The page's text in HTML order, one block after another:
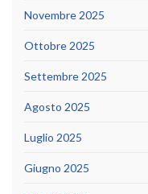
Novembre 2025
Ottobre 2025
Settembre 2025
Agosto 2025
Luglio 2025
Giugno 2025